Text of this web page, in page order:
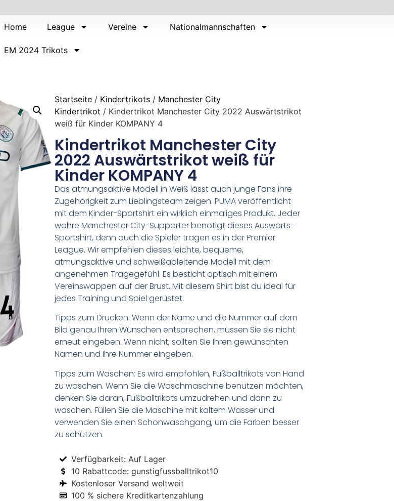
Home League Vereine Nationalmannschaften
EM 2024 Trikots
Startseite / Kindertrikots / Manchester City
Kindertrikot / Kindertrikot Manchester City 2022 Auswärtstrikot
weiß für Kinder KOMPANY 4
Kindertrikot Manchester City
2022 Auswärtstrikot weiß für
Kinder KOMPANY 4
Das atmungsaktive Modell in Weiß lässt auch junge Fans ihre
Zugehörigkeit zum Lieblingsteam zeigen. PUMA veröffentlicht
mit dem Kinder-Sportshirt ein wirklich einmaliges Produkt. Jeder
wahre Manchester City-Supporter benötigt dieses Auswärts-
Sportshirt, denn auch die Spieler tragen es in der Premier
League. Wir empfehlen dieses leichte, bequeme,
atmungsaktive und schweißableitende Modell mit dem
angenehmen Tragegefühl. Es besticht optisch mit einem
Vereinswappen auf der Brust. Mit diesem Shirt bist du ideal für
jedes Training und Spiel gerüstet.
Tipps zum Drucken: Wenn der Name und die Nummer auf dem
Bild genau Ihren Wünschen entsprechen, müssen Sie sie nicht
erneut eingeben. Wenn nicht, sollten Sie Ihren gewünschten
Namen und Ihre Nummer eingeben.
Tipps zum Waschen: Es wird empfohlen, Fußballtrikots von Hand
zu waschen. Wenn Sie die Waschmaschine benutzen möchten,
denken Sie daran, Fußballtrikots umzudrehen und dann zu
waschen. Füllen Sie die Maschine mit kaltem Wasser und
verwenden Sie einen Schonwaschgang, um die Farben besser
zu schützen.
Verfügbarkeit: Auf Lager
10 Rabattcode: gunstigfussballtrikot10
Kostenloser Versand weltweit
100 % sichere Kreditkartenzahlung